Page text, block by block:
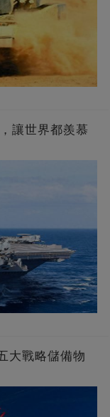
讓世界都羨慕
大戰略儲備物